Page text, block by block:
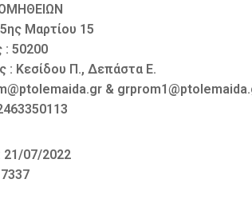
Μαρτίου 15
: 50200
: Κεσίδου Π., Δεπάστα Ε.
&
21/07/2022